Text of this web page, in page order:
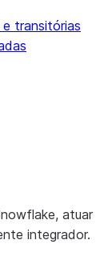
transitórias
atuar
integrador.